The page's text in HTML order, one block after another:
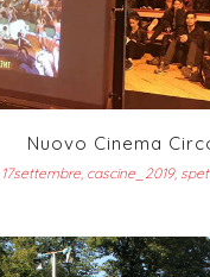
Nuovo Cinema
17settembre, cascine_2019,